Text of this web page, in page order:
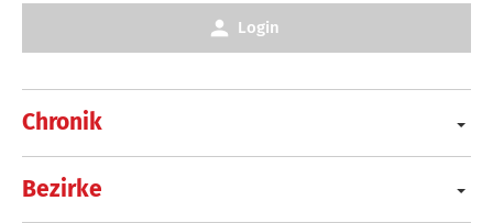
Chronik
Bezirke
Login